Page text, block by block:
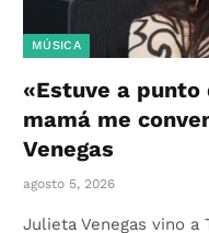
MÚSICA
«Estuve a
mamá me
Venegas
agosto 5, 2026
Julieta Venegas vino a